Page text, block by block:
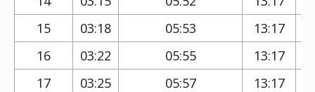
15
03:18 05:53 13:17
16
03:22 05:55 13:17
17
03:25 05:57 13:17